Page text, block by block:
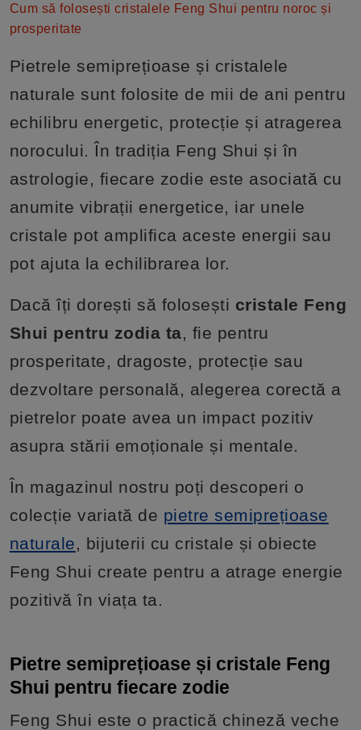
Cum să folosești cristalele Feng Shui pentru noroc și
prosperitate
Pietrele semiprețioase și cristalele
naturale sunt folosite de mii de ani pentru
echilibru energetic, protecție și atragerea
norocului. În tradiția Feng Shui și în
astrologie, fiecare zodie este asociată cu
anumite vibrații energetice, iar unele
cristale pot amplifica aceste energii sau
pot ajuta la echilibrarea lor.
Dacă îți dorești să folosești cristale Feng
Shui pentru zodia ta, fie pentru
prosperitate, dragoste, protecție sau
dezvoltare personală, alegerea corectă a
pietrelor poate avea un impact pozitiv
asupra stării emoționale și mentale.
În magazinul nostru poți descoperi o
colecție variată de pietre semiprețioase
naturale, bijuterii cu cristale și obiecte
Feng Shui create pentru a atrage energie
pozitivă în viața ta.
Pietre semiprețioase și cristale Feng
Shui pentru fiecare zodie
Feng Shui este o practică chineză veche